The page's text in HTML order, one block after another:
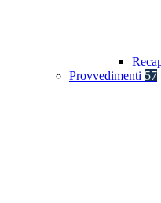
Provvedimenti 57